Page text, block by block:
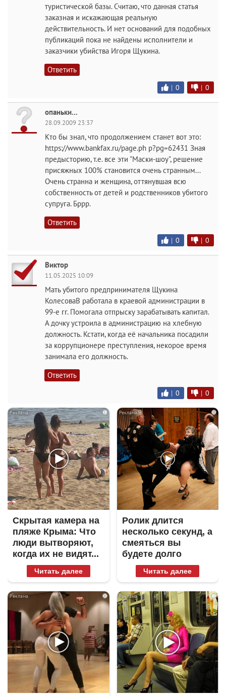
туристической базы. Считаю, что данная статья
заказная и искажающая реальную
действительность. И нет оснований для подобных
публикаций пока не найдены исполнители и
заказчики убийства Игоря Щукина.
Ответить
| 0 | 0
опаньки...
28.09.2009 23:37
Кто бы знал, что продолжением станет вот это:
https://www.bankfax.ru/page.ph p?pg=62431 Зная
предысторию, т.е. все эти "Маски-шоу", решение
присяжных 100% становится очень странным...
Очень странна и женщина, оттянувшая всю
собственность от детей и родственников убитого
супруга. Бррр.
Ответить
| 0 | 0
Виктор
11.05.2025 10:09
Мать убитого предпринимателя Щукина
КолесоваВ работала в краевой администрации в
99-е гг. Помогала отпрыску зарабатывать капитал.
А дочку устроила в администрацию на хлебную
должность. Кстати, когда её начальника посадили
за коррупционере преступления, некорое время
занимала его должность.
Ответить
| 0 | 0
i
Скрытая камера на
пляже Крыма: Что
люди вытворяют,
когда их не видят...
Читать далее
i
Ролик длится
несколько секунд, а
смеяться вы
будете долго
Читать далее
i i